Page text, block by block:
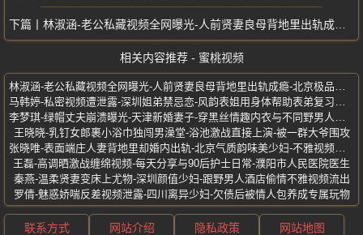
林淑涵-老公私藏视频全网曝光-人前贤妻良母背地里出轨成瘾-北京极品人妻
相关内容推荐 - 蜜桃视频
王晓晓-乳钉女郎裹小浴巾独闯男澡堂-浴池激战直接上演-被一群大爷围攻
王磊-高调晒激战缠绵视频-每天分享与90后护士日常-濮阳市人民医院医生
秦燕-温柔贤妻变床上尤物-深圳颜值少妇-跟野男人酒店偷情不雅视频流出
罗倩-魅惑娇喘反差视频泄露-四川离异少妇-欠债后被情人包养成专属玩物
联系方式 网站介绍 隐私政策 网站地图